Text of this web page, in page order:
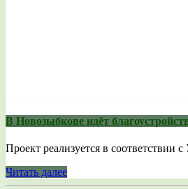
В Новозыбкове идёт
Проект реализуется в соответствии
Читать далее